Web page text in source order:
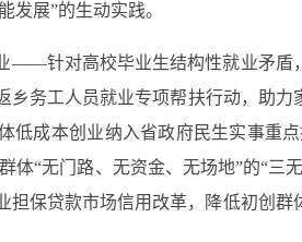
发展”的生动实践。
——针对高校毕业生结构性就业矛盾
务工人员就业专项帮扶行动，助力
低成本创业纳入省政府民生实事重
体“无门路、无资金、无场地”的“三
担保贷款市场信用改革，降低初创